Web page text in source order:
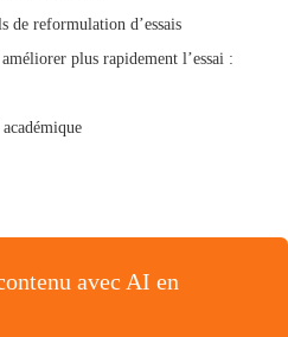
de reformulation d’essais
plus rapidement l’essai :
avec AI en